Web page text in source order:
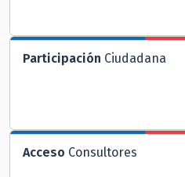
Participación Ciudadana
Acceso Consultores